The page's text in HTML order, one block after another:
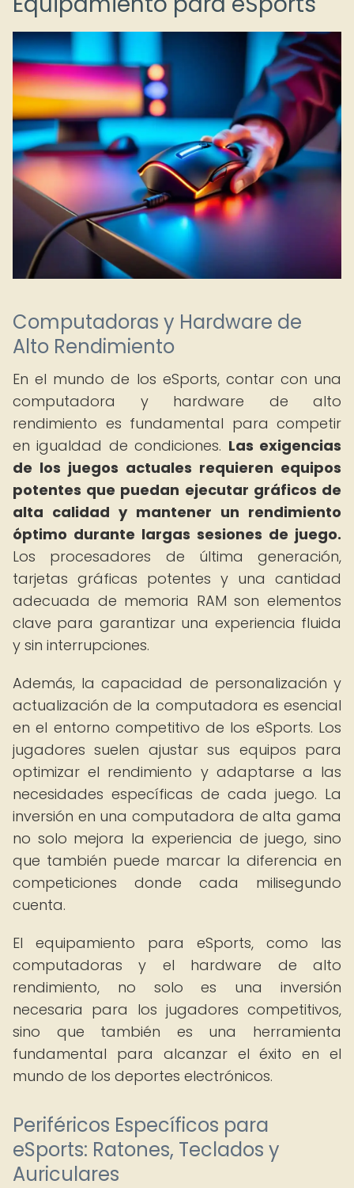
Computadoras y Hardware de
Alto Rendimiento
En el mundo de los eSports, contar con una
computadora y hardware de alto
rendimiento es fundamental para competir
en igualdad de condiciones. Las exigencias
de los juegos actuales requieren equipos
potentes que puedan ejecutar gráficos de
alta calidad y mantener un rendimiento
óptimo durante largas sesiones de juego.
Los procesadores de última generación,
tarjetas gráficas potentes y una cantidad
adecuada de memoria RAM son elementos
clave para garantizar una experiencia fluida
y sin interrupciones.
Además, la capacidad de personalización y
actualización de la computadora es esencial
en el entorno competitivo de los eSports. Los
jugadores suelen ajustar sus equipos para
optimizar el rendimiento y adaptarse a las
necesidades específicas de cada juego. La
inversión en una computadora de alta gama
no solo mejora la experiencia de juego, sino
que también puede marcar la diferencia en
competiciones donde cada milisegundo
cuenta.
El equipamiento para eSports, como las
computadoras y el hardware de alto
rendimiento, no solo es una inversión
necesaria para los jugadores competitivos,
sino que también es una herramienta
fundamental para alcanzar el éxito en el
mundo de los deportes electrónicos.
Periféricos Específicos para
eSports: Ratones, Teclados y
Auriculares